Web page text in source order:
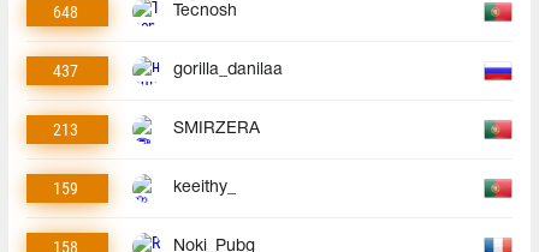
648 Tecnosh
437 gorilla_danilaa
213 SMIRZERA
159 keeithy_
158 Noki_Pubg